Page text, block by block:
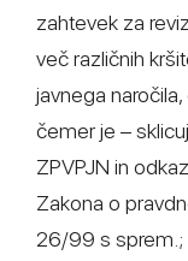
zahtevek za
več različnih
javnega
čemer je –
ZPVPJN in
Zakona o
26/99 s sprem.;